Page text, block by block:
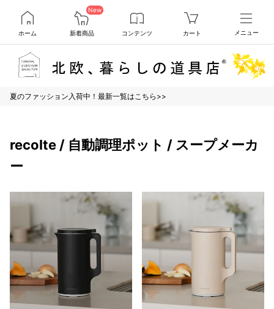
ホーム
New
新着商品 コンテンツ カート メニュー
夏のファッション入荷中！最新一覧はこちら>>
recolte / 自動調理ポット / スープメーカ
ー